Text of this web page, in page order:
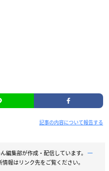
記事の内容について報告する
編集部が作成・配信しています。 一
情報はリンク先をご覧ください。